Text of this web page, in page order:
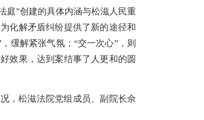
庭”创建的具体内涵与松滋人民重
化解矛盾纠纷提供了新的途径和
缓解紧张气氛；“交一次心”，则
效果，达到案结事了人更和的圆
，松滋法院党组成员、副院长佘